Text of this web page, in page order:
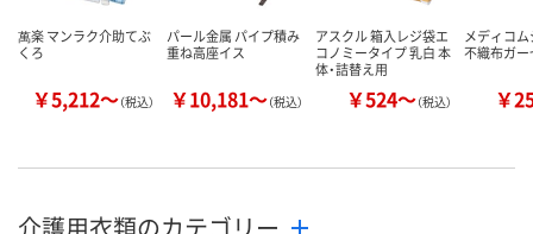
萬楽 マンラク介助てぶ
くろ
￥5,212～（税込）
パール金属 パイプ積み
重ね高座イス
￥10,181～（税込）
アスクル 箱入レジ袋エ
コノミータイプ 乳白 本
体・詰替え用
￥524～（税込）
メディコ
不織布ガー
￥
介護用衣類のカテゴリー